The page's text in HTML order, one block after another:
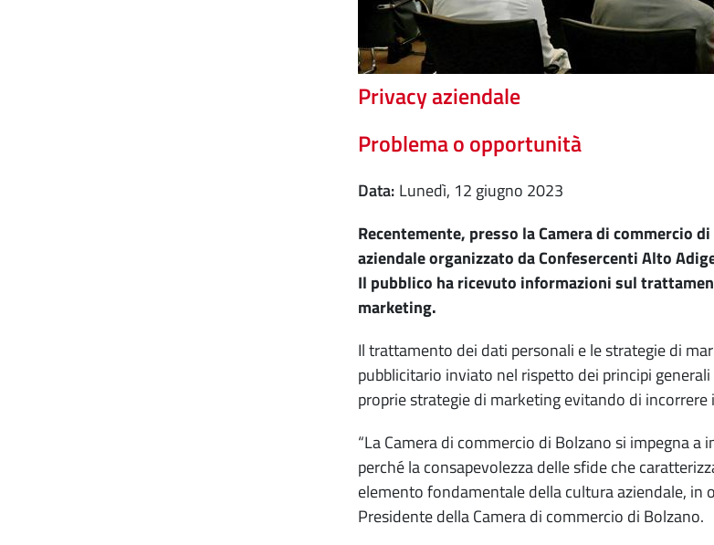
Privacy aziendale
Problema o opportunità
Data
lunedì, 12 giugno 2023
Recentemente, presso la Camera di commercio
aziendale organizzato da Confesercenti Alto
Il pubblico ha ricevuto informazioni sul
marketing.
Il trattamento dei dati personali e le strategie di
pubblicitario inviato nel rispetto dei principi
proprie strategie di marketing evitando di incorrere
“La Camera di commercio di Bolzano si impegna
perché la consapevolezza delle sfide che
elemento fondamentale della cultura aziendale, in
Presidente della Camera di commercio di Bolzano.